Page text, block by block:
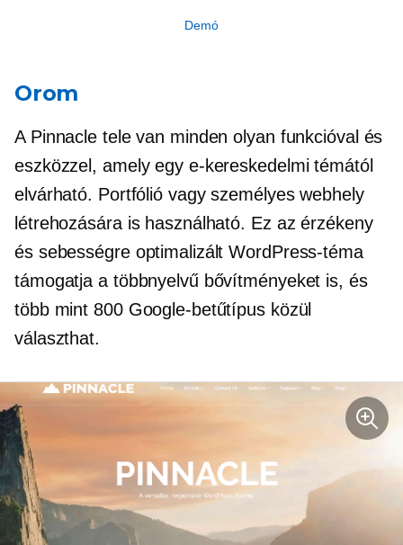
Demó
Orom
A Pinnacle tele van minden olyan funkcióval és
eszközzel, amely egy e-kereskedelmi témától
elvárható. Portfólió vagy személyes webhely
létrehozására is használható. Ez az érzékeny
és sebességre optimalizált WordPress-téma
támogatja a többnyelvű bővítményeket is, és
több mint 800 Google-betűtípus közül
választhat.